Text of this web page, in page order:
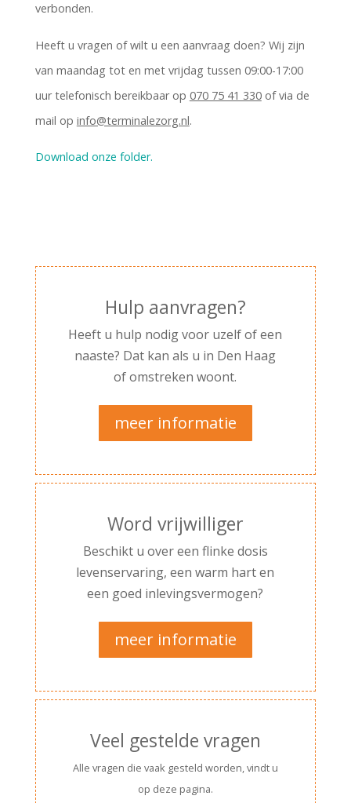
verbonden.
Heeft u vragen of wilt u een aanvraag doen? Wij zijn
van maandag tot en met vrijdag tussen 09:00-17:00
uur telefonisch bereikbaar op 070 75 41 330of via de
mail op info@terminalezorg.nl.
Download onze folder.
Hulp aanvragen?
Heeft u hulp nodig voor uzelf of een
naaste? Dat kan als u in Den Haag
of omstreken woont.
meer informatie
Word vrijwilliger
Beschikt u over een flinke dosis
levenservaring, een warm hart en
een goed inlevingsvermogen?
meer informatie
Veel gestelde vragen
Alle vragen die vaak gesteld worden, vindt u
op deze pagina.